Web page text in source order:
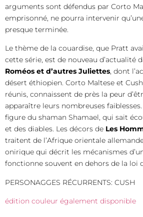
arguments sont défendus par Corto
emprisonné, ne pourra intervenir
presque terminée.
Le thème de la couardise, que Pratt
cette série, est de nouveau d’actualité
Roméos et d’autres Juliettes, dont
désert éthiopien. Corto Maltese et
réunis, connaissent de près la peur
apparaître leurs nombreuses
figure du shaman Shamael, qui sait
et des diables. Les décors de Les
traitent de l’Afrique orientale
onirique qui décrit les mécanismes
fonctionne souvent en dehors de la loi
PERSONAGGES RÉCURRENTS: CUSH
édition couleur également disponible